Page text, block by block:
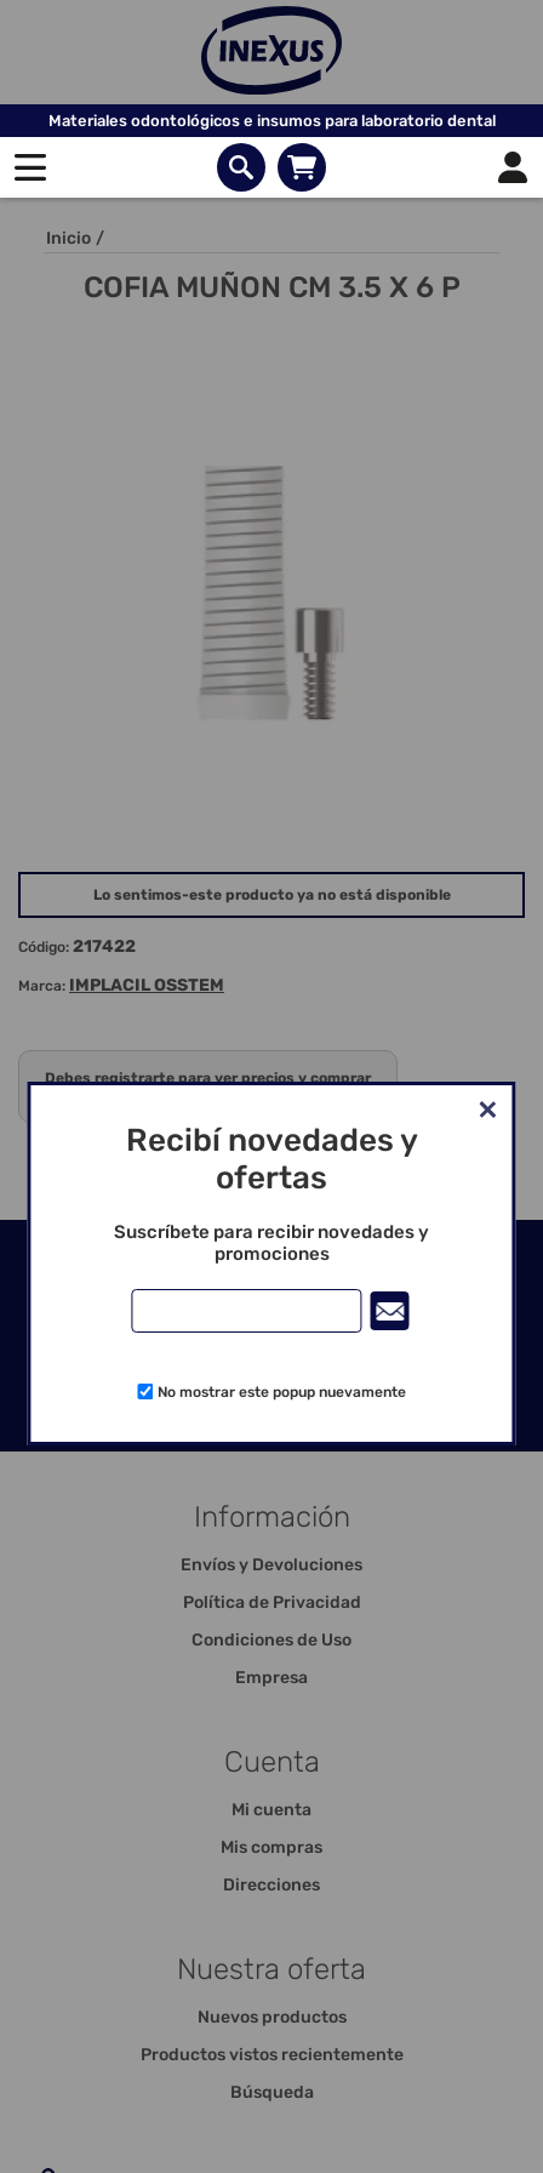
Materiales odontológicos e insumos para laboratorio dental
Inicio /
COFIA MUÑON CM 3.5 X 6 P
Lo sentimos-este producto ya no está disponible
Código: 217422
Marca: IMPLACIL OSSTEM
Debes registrarte para ver precios y comprar
Seguinos en las redes
Información
Envíos y Devoluciones
Política de Privacidad
Condiciones de Uso
Empresa
Cuenta
Mi cuenta
Mis compras
Direcciones
Nuestra oferta
Nuevos productos
Productos vistos recientemente
Búsqueda
Recibí novedades y
ofertas
Suscríbete para recibir novedades y
promociones
No mostrar este popup nuevamente